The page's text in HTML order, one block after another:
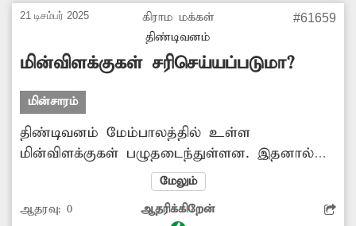
21 டிசம்பர் 2025
கிராம மக்கள்
திண்டிவனம்
#61659
மின்விளக்குகள் சரிசெய்யப்படுமா?
மின்சாரம்
திண்டிவனம் மேம்பாலத்தில் உள்ள
மின்விளக்குகள் பழுதடைந்துள்ளன. இதனால்
இரவில் அப்பகுதியில் வாகன விபத்து ஏற்படும்
சூழ்நிலை உருவாகி உள்ளது. மேலும் வழிப்பறி
உள்ளிட்ட குற்றசம்பவங்கள் நடைபெறும்
மேலும்
ஆதரவு: 0 ஆதரிக்கிறேன்